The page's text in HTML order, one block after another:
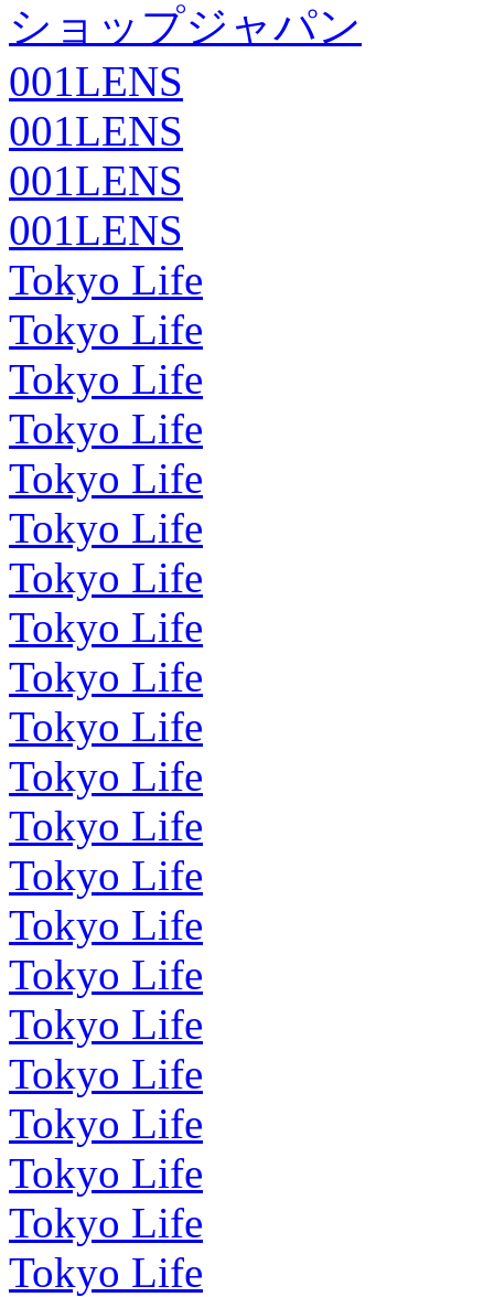
ショップジャパン
001LENS
001LENS
001LENS
001LENS
Tokyo Life
Tokyo Life
Tokyo Life
Tokyo Life
Tokyo Life
Tokyo Life
Tokyo Life
Tokyo Life
Tokyo Life
Tokyo Life
Tokyo Life
Tokyo Life
Tokyo Life
Tokyo Life
Tokyo Life
Tokyo Life
Tokyo Life
Tokyo Life
Tokyo Life
Tokyo Life
Tokyo Life